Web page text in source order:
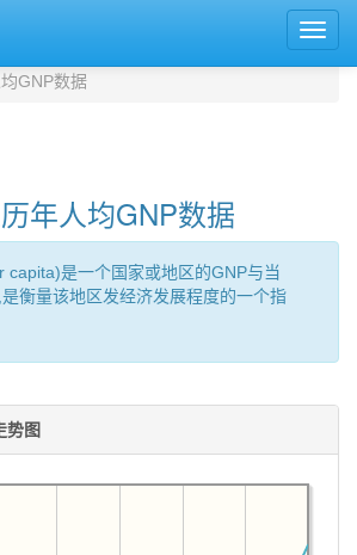
GNP数据
年人均GNP数据
capita)是一个国家或地区的GNP与当
衡量该地区发经济发展程度的一个指
势图